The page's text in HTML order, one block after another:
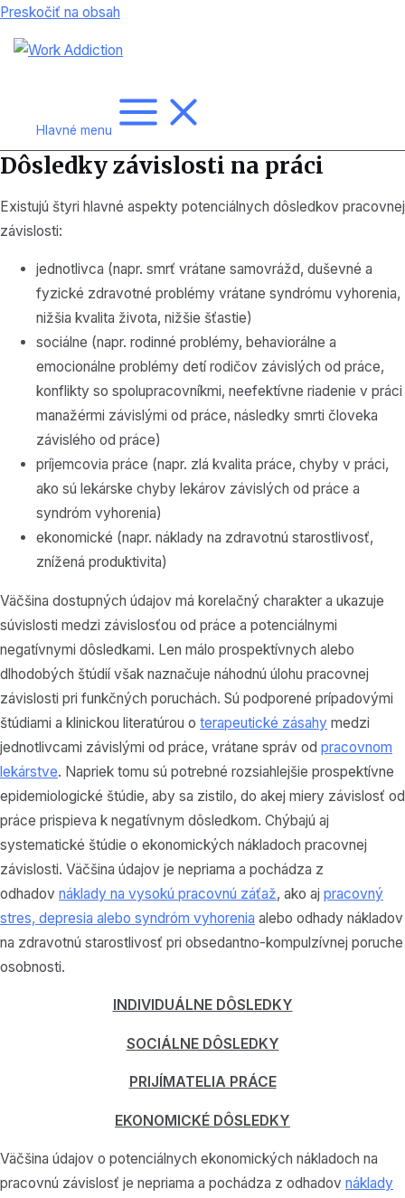
Preskočiť na obsah
Hlavné menu
Dôsledky závislosti na práci
Existujú štyri hlavné aspekty potenciálnych dôsledkov pracovnej
závislosti:
jednotlivca (napr. smrť vrátane samovrážd, duševné a
fyzické zdravotné problémy vrátane syndrómu vyhorenia,
nižšia kvalita života, nižšie šťastie)
sociálne (napr. rodinné problémy, behaviorálne a
emocionálne problémy detí rodičov závislých od práce,
konflikty so spolupracovníkmi, neefektívne riadenie v práci
manažérmi závislými od práce, následky smrti človeka
závislého od práce)
príjemcovia práce (napr. zlá kvalita práce, chyby v práci,
ako sú lekárske chyby lekárov závislých od práce a
syndróm vyhorenia)
ekonomické (napr. náklady na zdravotnú starostlivosť,
znížená produktivita)
Väčšina dostupných údajov má korelačný charakter a ukazuje
súvislosti medzi závislosťou od práce a potenciálnymi
negatívnymi dôsledkami. Len málo prospektívnych alebo
dlhodobých štúdií však naznačuje náhodnú úlohu pracovnej
závislosti pri funkčných poruchách. Sú podporené prípadovými
štúdiami a klinickou literatúrou o terapeutické zásahy medzi
jednotlivcami závislými od práce, vrátane správ od pracovnom
lekárstve. Napriek tomu sú potrebné rozsiahlejšie prospektívne
epidemiologické štúdie, aby sa zistilo, do akej miery závislosť od
práce prispieva k negatívnym dôsledkom. Chýbajú aj
systematické štúdie o ekonomických nákladoch pracovnej
závislosti. Väčšina údajov je nepriama a pochádza z
odhadov náklady na vysokú pracovnú záťaž, ako aj pracovný
stres, depresia alebo syndróm vyhorenia alebo odhady nákladov
na zdravotnú starostlivosť pri obsedantno-kompulzívnej poruche
osobnosti.
INDIVIDUÁLNE DÔSLEDKY
SOCIÁLNE DÔSLEDKY
PRIJÍMATELIA PRÁCE
EKONOMICKÉ DÔSLEDKY
Väčšina údajov o potenciálnych ekonomických nákladoch na
pracovnú závislosť je nepriama a pochádza z odhadov náklady